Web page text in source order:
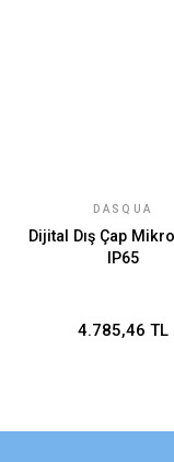
DASQUA
Dijital Dış Çap
IP65
4.785,46 TL